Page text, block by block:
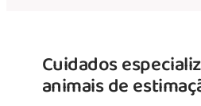
Cuidados
animais de